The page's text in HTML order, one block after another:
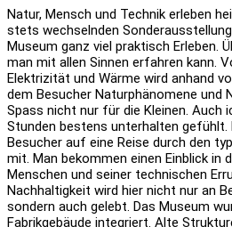
Natur, Mensch und Technik erleben
stets wechselnden
Museum ganz viel praktisch Erleben.
man mit allen Sinnen erfahren kann.
Elektrizität und Wärme wird anhand
dem Besucher Naturphänomene und
Spass nicht nur für die Kleinen. Auch
Stunden bestens unterhalten gefühlt.
Besucher auf eine Reise durch den
mit. Man bekommen einen Einblick in
Menschen und seiner technischen
Nachhaltigkeit wird hier nicht nur an
sondern auch gelebt. Das Museum
Fabrikgebäude integriert. Alte